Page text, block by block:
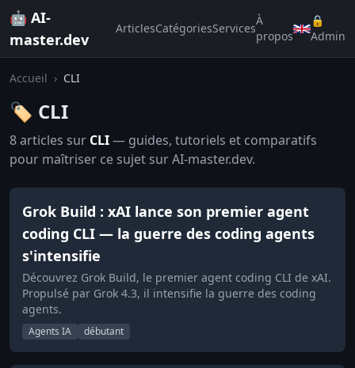
🤖 AI-
master.dev
ArticlesCatégoriesServices
À
propos
🔒
Admin
Accueil › CLI
🏷️ CLI
8 articles sur CLI— guides, tutoriels et comparatifs
pour maîtriser ce sujet sur AI-master.dev.
Grok Build : xAI lance son premier agent
coding CLI — la guerre des coding agents
s'intensifie
Découvrez Grok Build, le premier agent coding CLI de xAI.
Propulsé par Grok 4.3, il intensifie la guerre des coding
agents.
Agents IA débutant